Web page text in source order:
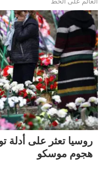
روسيا تعثر على أدلة
هجوم موسكو